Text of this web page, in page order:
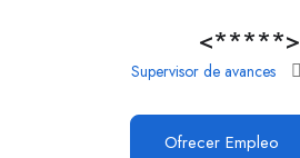
<*****>
Supervisor de avances
Ofrecer Empleo